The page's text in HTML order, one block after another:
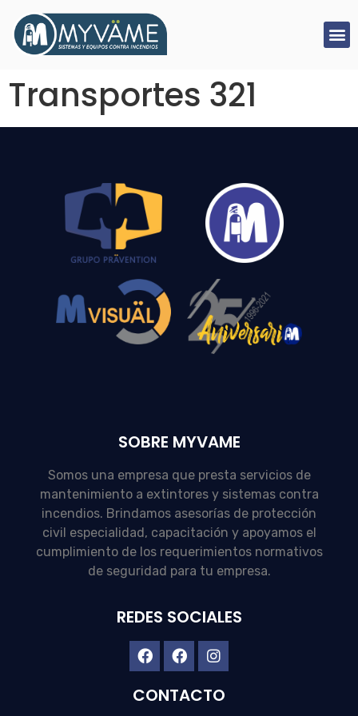
Transportes 321
SOBRE MYVAME
Somos una empresa que presta servicios de
mantenimiento a extintores y sistemas contra
incendios. Brindamos asesorías de protección
civil especialidad, capacitación y apoyamos el
cumplimiento de los requerimientos normativos
de seguridad para tu empresa.
REDES SOCIALES
CONTACTO